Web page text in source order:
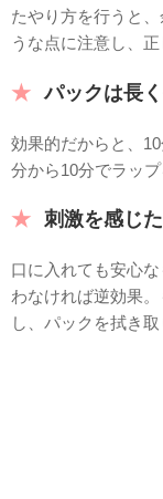
たやり方を行うと
うな点に注意し、
パックは長
効果的だからと、
分から10分でラッ
刺激を感じ
口に入れても安心
わなければ逆効果
し、パックを拭き取